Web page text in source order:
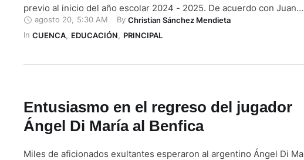
previo al inicio del año escolar 2024 - 2025. De acuerdo con Juan
Carlos Torres, titular de esta dependencia, estos operativos también
buscan detectar direccionamientos indebidos en la venta de estos
agosto 20 5:30 AM By Christian Sánchez Mendieta
In CUENCA, EDUCACIÓN, PRINCIPAL
Entusiasmo en el regreso del jugador
Ángel Di María al Benfica
Miles de aficionados exultantes esperaron al argentino Ángel Di